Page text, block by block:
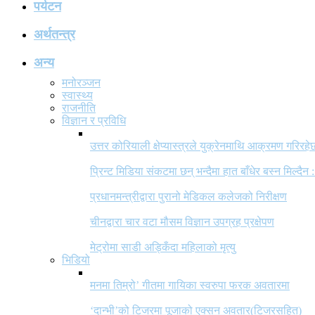
पर्यटन
अर्थतन्त्र
अन्य
मनोरञ्जन
स्वास्थ्य
राजनीति
विज्ञान र प्रविधि
उत्तर कोरियाली क्षेप्यास्त्रले युक्रेनमाथि आक्रमण
प्रिन्ट मिडिया संकटमा छन् भन्दैमा हात बाँधेर बस्न मिल्दैन
प्रधानमन्त्रीद्वारा पुरानो मेडिकल कलेजको निरीक्षण
चीनद्वारा चार वटा मौसम विज्ञान उपग्रह प्रक्षेपण
मेट्रोमा साडी अड्किँदा महिलाको मृत्यु
भिडियो
मनमा तिम्रो’ गीतमा गायिका स्वरुपा फरक अवतारमा
‘दान्भी’को टिजरमा पूजाको एक्सन अवतार(टिजरसहित)